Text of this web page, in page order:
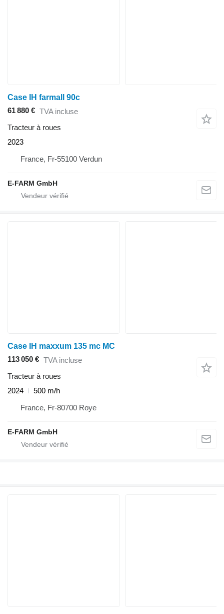
Case IH farmall 90c
61 880 € TVA incluse
Tracteur à roues
2023
France, Fr-55100 Verdun
E-FARM GmbH
Case IH maxxum 135 mc MC
113 050 € TVA incluse
Tracteur à roues
2024
500 m/h
France, Fr-80700 Roye
E-FARM GmbH